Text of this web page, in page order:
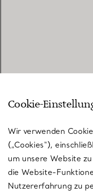
KUNDENSERVICE
SERVICES
ÜBER TIFFANY & CO.
Cookie-
Wir verwenden
(„Cookies“),
um unsere Website
die Website-
Nutzererfahrung zu